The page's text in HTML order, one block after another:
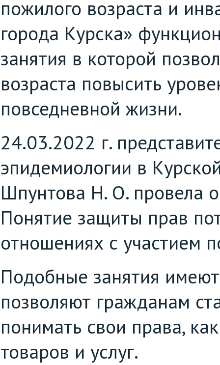
пожилого возраста и
города Курска»
занятия в которой
возраста повысить
повседневной жизни.
24.03.2022 г.
эпидемиологии в
Шпунтова Н. О. провела
Понятие защиты прав
отношениях с участием
Подобные занятия
позволяют гражданам
понимать свои права,
товаров и услуг.